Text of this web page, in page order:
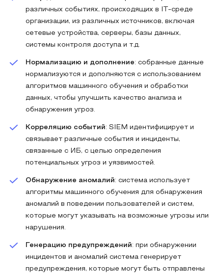
различных событиях, происходящих в IT-среде
организации, из различных источников, включая
сетевые устройства, серверы, базы данных,
системы контроля доступа и т.д.
Нормализацию и дополнение: собранные данные
нормализуются и дополняются с использованием
алгоритмов машинного обучения и обработки
данных, чтобы улучшить качество анализа и
обнаружения угроз.
Корреляцию событий: SIEM идентифицирует и
связывает различные события и инциденты,
связанные с ИБ, с целью определения
потенциальных угроз и уязвимостей.
Обнаружение аномалий: система использует
алгоритмы машинного обучения для обнаружения
аномалий в поведении пользователей и систем,
которые могут указывать на возможные угрозы или
нарушения.
Генерацию предупреждений: при обнаружении
инцидентов и аномалий система генерирует
предупреждения, которые могут быть отправлены